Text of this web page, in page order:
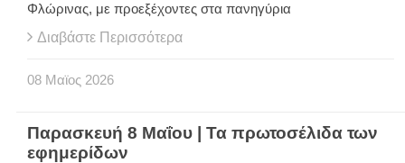
Φλώρινας, με προεξέχοντες στα πανηγύρια
Διαβάστε Περισσότερα
08 Μαϊος 2026
Παρασκευή 8 Μαΐου | Τα πρωτοσέλιδα των
εφημερίδων